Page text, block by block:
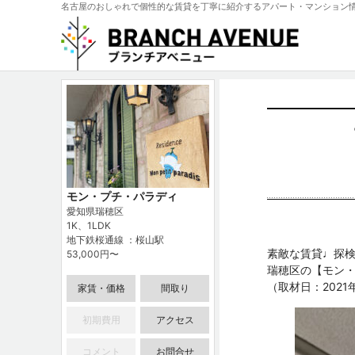
名古屋のおしゃれで個性的な賃貸を丁寧に紹介するアパート・マンション
モン・プチ・パラディ
愛知県瑞穂区
1K、1LDK
地下鉄桜通線 ：桜山駅
53,000円〜
家賃・価格 間取り
初期費用 アクセス
コメント お問合せ
素敵な賃貸♩探
瑞穂区の【モン
（取材日：